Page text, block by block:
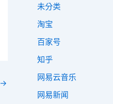
→
未分类
淘宝
百家号
知乎
网易云音乐
网易新闻